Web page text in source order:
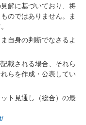
解に基づいており、将
のではありません。ま
自身の判断でなさるよ
載される場合、それら
らを作成・公表してい
ト見通し（総合）の最